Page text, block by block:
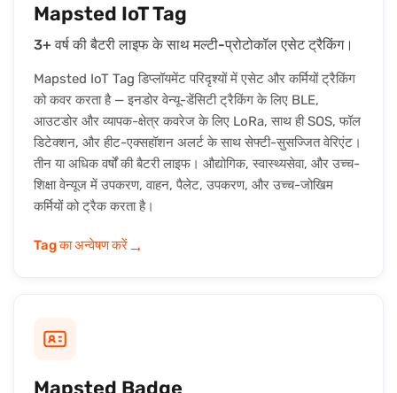
Mapsted IoT Tag
3+ वर्ष की बैटरी लाइफ के साथ मल्टी-प्रोटोकॉल एसेट ट्रैकिंग।
Mapsted IoT Tag डिप्लॉयमेंट परिदृश्यों में एसेट और कर्मियों ट्रैकिंग
को कवर करता है — इनडोर वेन्यू-डेंसिटी ट्रैकिंग के लिए BLE,
आउटडोर और व्यापक-क्षेत्र कवरेज के लिए LoRa, साथ ही SOS, फॉल
डिटेक्शन, और हीट-एक्सहॉशन अलर्ट के साथ सेफ्टी-सुसज्जित वेरिएंट।
तीन या अधिक वर्षों की बैटरी लाइफ। औद्योगिक, स्वास्थ्यसेवा, और उच्च-
शिक्षा वेन्यूज में उपकरण, वाहन, पैलेट, उपकरण, और उच्च-जोखिम
कर्मियों को ट्रैक करता है।
Tag का अन्वेषण करें→
Mapsted Badge